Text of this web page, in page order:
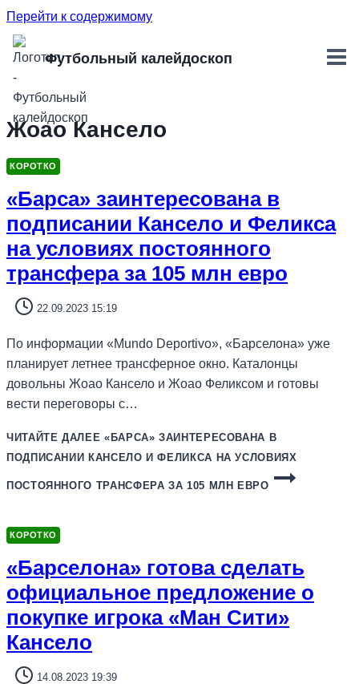
Перейти к содержимому
Футбольный калейдоскоп
Жоао Кансело
КОРОТКО
«Барса» заинтересована в
подписании Кансело и Феликса
на условиях постоянного
трансфера за 105 млн евро
22.09.2023 15:19
По информации «Mundo Deportivo», «Барселона» уже
планирует летнее трансферное окно. Каталонцы
довольны Жоао Кансело и Жоао Феликсом и готовы
вести переговоры с…
ЧИТАЙТЕ ДАЛЕЕ «БАРСА» ЗАИНТЕРЕСОВАНА В
ПОДПИСАНИИ КАНСЕЛО И ФЕЛИКСА НА УСЛОВИЯХ
ПОСТОЯННОГО ТРАНСФЕРА ЗА 105 МЛН ЕВРО
КОРОТКО
«Барселона» готова сделать
официальное предложение о
покупке игрока «Ман Сити»
Кансело
14.08.2023 19:39